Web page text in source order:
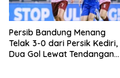
Persib Bandung Menang
Telak 3-0 dari Persik Kediri,
Dua Gol Lewat Tendangan